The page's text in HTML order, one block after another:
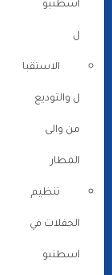
اسطنبو
ل
الاستقبا
ل والتوديع
من والى
المطار
تنظيم
الحفلات في
اسطنبو